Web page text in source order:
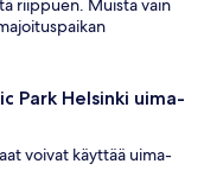
riippuen. Muista vain
Park Helsinki uima-
voivat käyttää uima-